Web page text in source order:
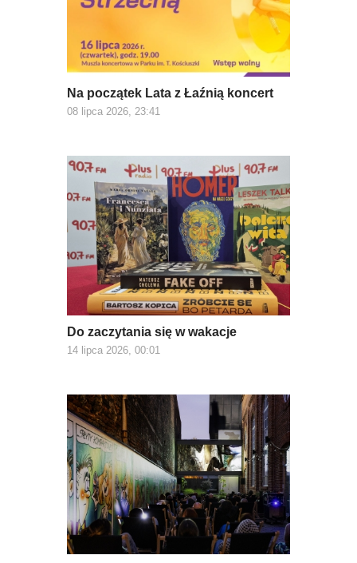
Na początek Lata z Łaźnią koncert
08 lipca 2026, 23:41
Do zaczytania się w wakacje
14 lipca 2026, 00:01